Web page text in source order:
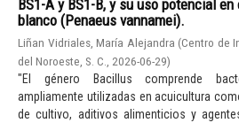
BS1-A y BS1-B, y su uso potencial
blanco (Penaeus vannamei).
Liñan Vidriales, María Alejandra (Centro de
del Noroeste, S. C.
2026-06-29)
"El género Bacillus comprende
ampliamente utilizadas en acuicultura
de cultivo, aditivos alimenticios y